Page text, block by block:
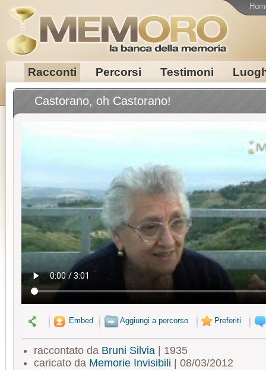
Racconti Percorsi Testimoni
Castorano, oh Castorano!
Embed Aggiungi a percorso Preferiti
raccontato da Bruni Silvia| 1935
caricato da Memorie Invisibili | 08/03/2012